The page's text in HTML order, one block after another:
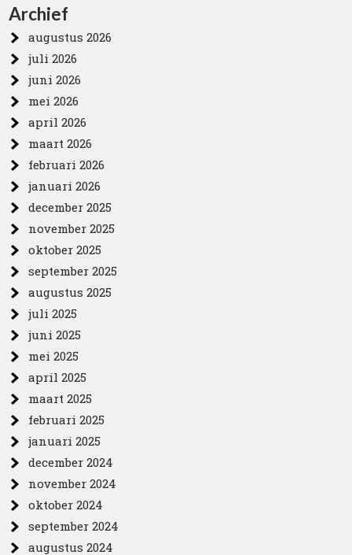
Archief
augustus 2026
juli 2026
juni 2026
mei 2026
april 2026
maart 2026
februari 2026
januari 2026
december 2025
november 2025
oktober 2025
september 2025
augustus 2025
juli 2025
juni 2025
mei 2025
april 2025
maart 2025
februari 2025
januari 2025
december 2024
november 2024
oktober 2024
september 2024
augustus 2024